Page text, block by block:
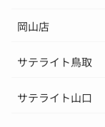
岡山店
サテライト鳥取
サテライト山口